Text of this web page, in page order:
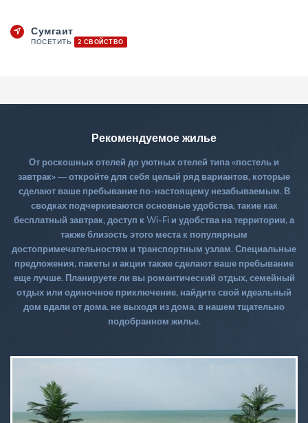
Сумгаит
ПОСЕТИТЬ 2 СВОЙСТВО
Рекомендуемое жилье
От роскошных отелей до уютных отелей типа «постель и
завтрак» — откройте для себя целый ряд вариантов, которые
сделают ваше пребывание по-настоящему незабываемым. В
сводках подчеркиваются основные удобства, такие как
бесплатный завтрак, доступ к Wi-Fi и удобства на территории, а
также близость этого места к популярным
достопримечательностям и транспортным узлам. Специальные
предложения, пакеты и акции также сделают ваше пребывание
еще лучше. Планируете ли вы романтический отдых, семейный
отдых или одиночное приключение, найдите свой идеальный
дом вдали от дома. не выходя из дома, в нашем тщательно
подобранном жилье.